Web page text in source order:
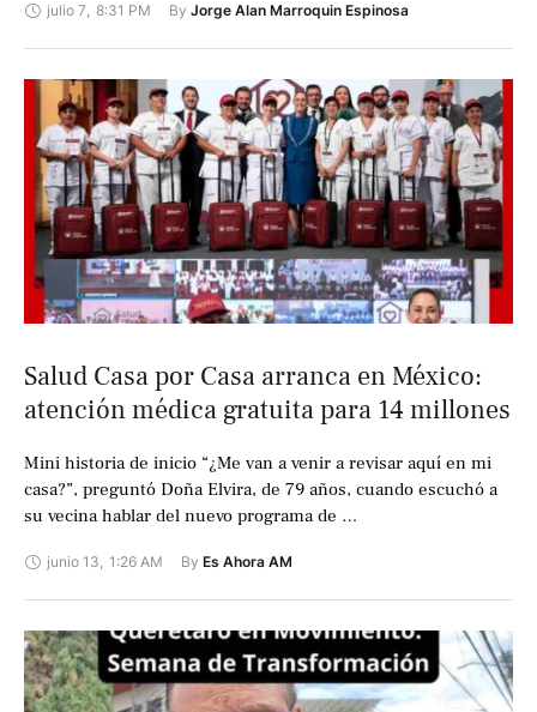
julio 7, 8:31 PM By Jorge Alan Marroquin Espinosa
Salud Casa por Casa arranca en México:
atención médica gratuita para 14 millones
Mini historia de inicio “¿Me van a venir a revisar aquí en mi
casa?”, preguntó Doña Elvira, de 79 años, cuando escuchó a
su vecina hablar del nuevo programa de …
junio 13, 1:26 AM By Es Ahora AM